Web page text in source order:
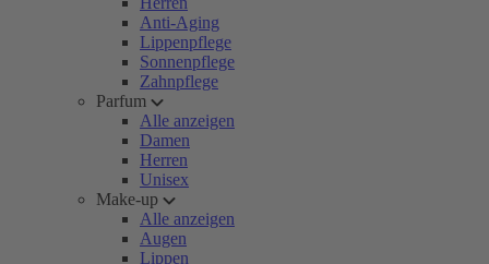
Anti-Aging
Lippenpflege
Sonnenpflege
Zahnpflege
Parfum
Alle anzeigen
Damen
Herren
Unisex
Make-up
Alle anzeigen
Augen
Lippen